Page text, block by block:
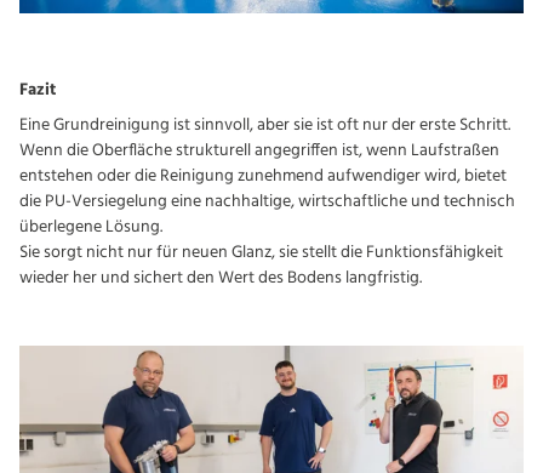
Fazit
Eine Grundreinigung ist sinnvoll, aber sie ist oft nur der erste Schritt.
Wenn die Oberfläche strukturell angegriffen ist, wenn Laufstraßen
entstehen oder die Reinigung zunehmend aufwendiger wird, bietet
die PU-Versiegelung eine nachhaltige, wirtschaftliche und technisch
überlegene Lösung.
Sie sorgt nicht nur für neuen Glanz, sie stellt die Funktionsfähigkeit
wieder her und sichert den Wert des Bodens langfristig.